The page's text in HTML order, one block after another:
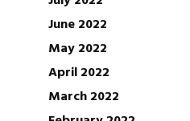
June 2022
May 2022
April 2022
March 2022